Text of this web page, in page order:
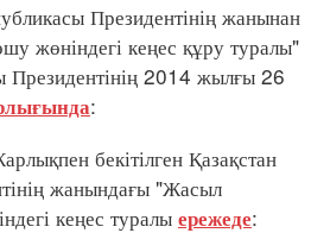
Президентінің жанынан
жөніндегі кеңес құру туралы"
Президентінің 2014 жылғы 26
:
бекітілген Қазақстан
жанындағы "Жасыл
кеңес туралы ережеде: